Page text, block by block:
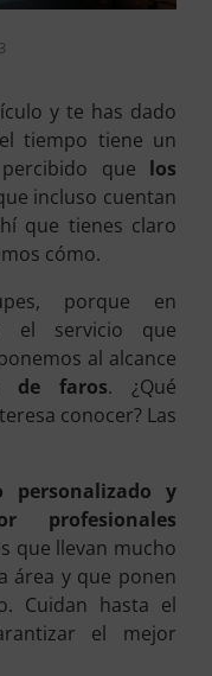
y te has dado
tiempo tiene un
que los
incluso cuentan
que tienes claro
cómo.
porque en
el servicio que
al alcance
de faros. ¿Qué
conocer? Las
personalizado y
que llevan mucho
área y que ponen
Cuidan hasta el
el mejor